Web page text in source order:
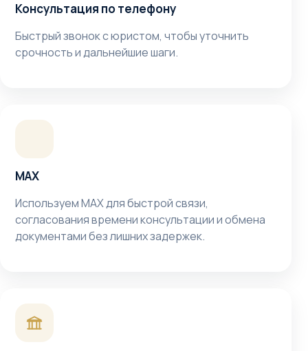
Консультация по телефону
Быстрый звонок с юристом, чтобы уточнить
срочность и дальнейшие шаги.
MAX
Используем MAX для быстрой связи,
согласования времени консультации и обмена
документами без лишних задержек.